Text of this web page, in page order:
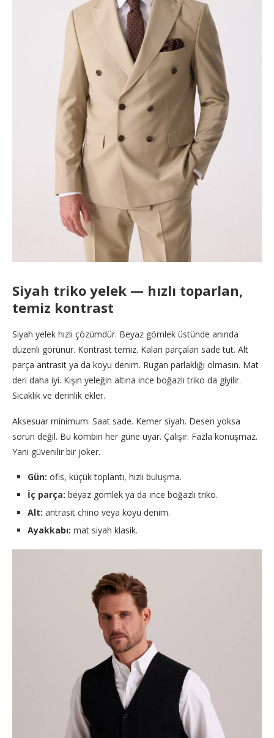
Siyah triko yelek — hızlı toparlan,
temiz kontrast
Siyah yelek hızlı çözümdür. Beyaz gömlek üstünde anında
düzenli görünür. Kontrast temiz. Kalan parçaları sade tut. Alt
parça antrasit ya da koyu denim. Rugan parlaklığı olmasın. Mat
deri daha iyi. Kışın yeleğin altına ince boğazlı triko da giyilir.
Sıcaklık ve derinlik ekler.
Aksesuar minimum. Saat sade. Kemer siyah. Desen yoksa
sorun değil. Bu kombin her güne uyar. Çalışır. Fazla konuşmaz.
Yani güvenilir bir joker.
Gün: ofis, küçük toplantı, hızlı buluşma.
İç parça: beyaz gömlek ya da ince boğazlı triko.
Alt: antrasit chino veya koyu denim.
Ayakkabı: mat siyah klasik.